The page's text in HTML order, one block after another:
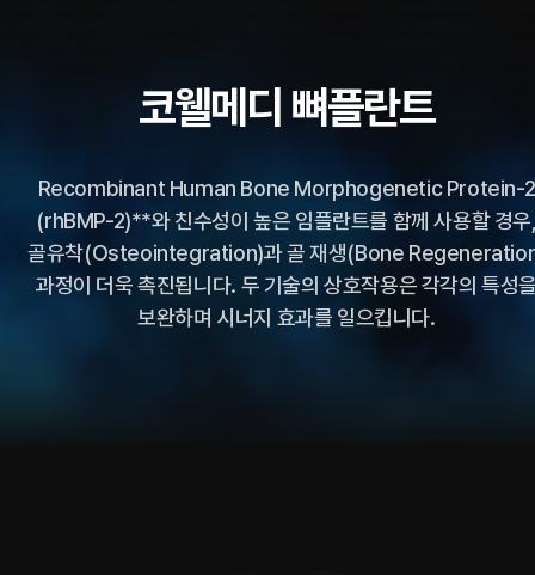
코웰메디 뼈플란트
Recombinant Human Bone Morphogenetic Protein-2
(rhBMP-2)**와 친수성이 높은 임플란트를 함께 사용할 경
골유착(Osteointegration)과 골 재생(Bone
과정이 더욱 촉진됩니다. 두 기술의 상호작용은 각각의 특성
보완하며 시너지 효과를 일으킵니다.